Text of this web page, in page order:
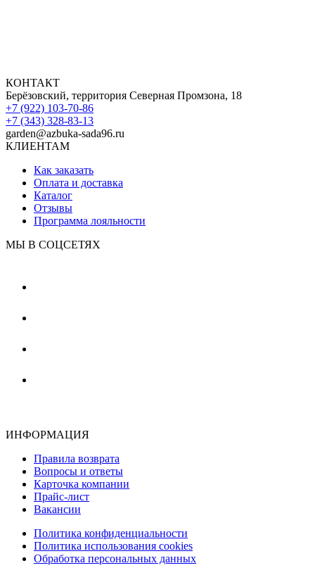
КОНТАКТ
Берёзовский, территория Северная Промзона, 18
+7 (922) 103-70-86
+7 (343) 328-83-13
garden@azbuka-sada96.ru
КЛИЕНТАМ
Как заказать
Оплата и доставка
Каталог
Отзывы
Программа лояльности
МЫ В СОЦСЕТЯХ
ИНФОРМАЦИЯ
Правила возврата
Вопросы и ответы
Карточка компании
Прайс-лист
Вакансии
Политика конфиденциальности
Политика использования cookies
Обработка персональных данных